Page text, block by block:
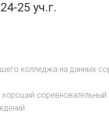
25 уч.г.
колледжа на данных
хороший